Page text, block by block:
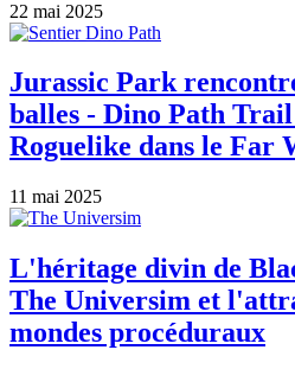
22 mai 2025
Jurassic Park
balles - Dino Path
Roguelike dans le Far
11 mai 2025
L'héritage divin de
The Universim et
mondes procéduraux